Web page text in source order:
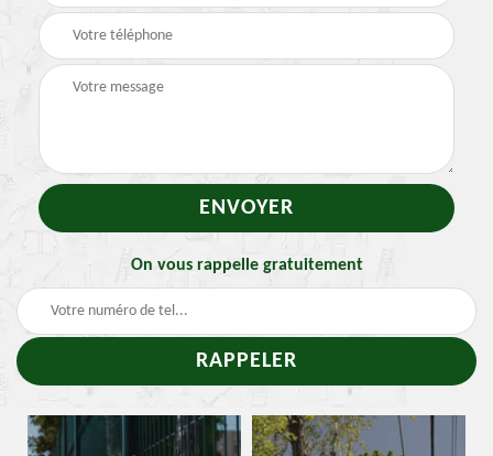
On vous rappelle gratuitement